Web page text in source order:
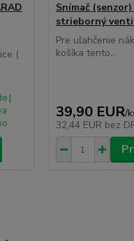
(
|
Snímač
strieborný
Pre uľahčenie
košíka tento...
39,90 EUR/
32,44 EUR bez